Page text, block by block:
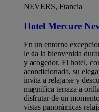
NEVERS, Francia
Hotel Mercure
En un entorno
le da la bienvenida
y acogedor. El hotel,
acondicionado, su
invita a relajarse y
magnífica terraza a
disfrutar de un
vistas panorámicas